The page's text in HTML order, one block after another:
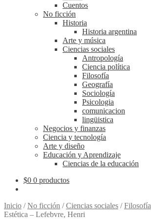
Cuentos
No ficción
Historia
Historia argentina
Arte y música
Ciencias sociales
Antropología
Ciencia política
Filosofía
Geografía
Sociología
Psicologia
comunicacion
lingüistica
Negocios y finanzas
Ciencia y tecnología
Arte y diseño
Educación y Aprendizaje
Ciencias de la educación
$0 0 productos
Inicio /No ficción /Ciencias sociales /Filosofía
Estética – Lefebvre, Henri